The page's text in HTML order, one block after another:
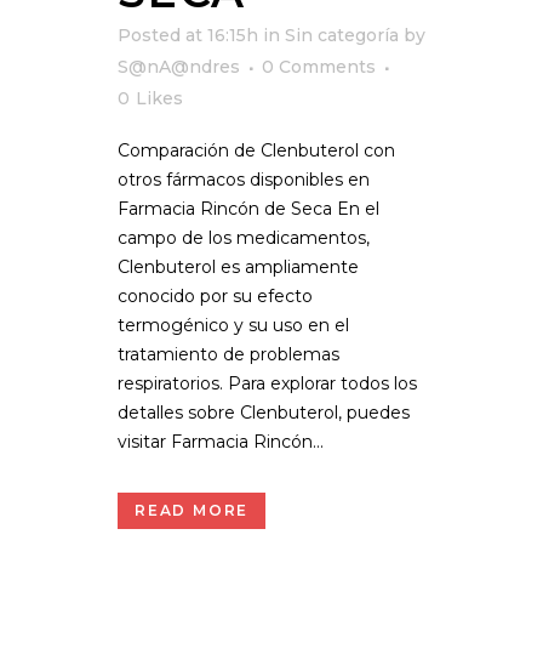
Posted at 16:15h in Sin categoría by
S@nA@ndres
0 Comments
0 Likes
Comparación de Clenbuterol con
otros fármacos disponibles en
Farmacia Rincón de Seca En el
campo de los medicamentos,
Clenbuterol es ampliamente
conocido por su efecto
termogénico y su uso en el
tratamiento de problemas
respiratorios. Para explorar todos los
detalles sobre Clenbuterol, puedes
visitar Farmacia Rincón...
READ MORE